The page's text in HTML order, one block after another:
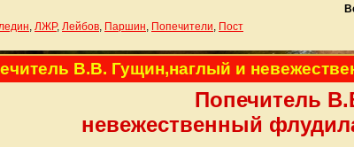
, ЛЖР, Лейбов, Паршин, Попечители, Пост
В.В. Гущин,наглый и
Попечитель
невежественный